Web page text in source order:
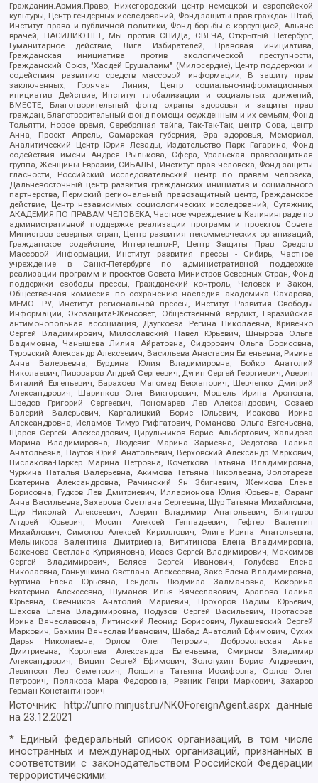
Гражданин.Армия.Право, Нижегородский центр немецкой и европейской
культуры, Центр гендерных исследований, Фонд защиты прав граждан Штаб,
Институт права и публичной политики, Фонд борьбы с коррупцией, Альянс
врачей, НАСИЛИЮ.НЕТ, Мы против СПИДа, СВЕЧА, Открытый Петербург,
Гуманитарное действие, Лига Избирателей, Правовая инициатива,
Гражданская инициатива против экологической преступности,
Гражданский Союз, "Хасдей Ерушалаим" (Милосердие), Центр поддержки и
содействия развитию средств массовой информации, В защиту прав
заключенных, Горячая Линия, Центр социально-информационных
инициатив Действие, Институт глобализации и социальных движений,
ВМЕСТЕ, Благотворительный фонд охраны здоровья и защиты прав
граждан, Благотворительный фонд помощи осужденным и их семьям, Фонд
Тольятти, Новое время, Серебряная тайга, Так-Так-Так, центр Сова, центр
Анна, Проект Апрель, Самарская губерния, Эра здоровья, Мемориал,
Аналитический Центр Юрия Левады, Издательство Парк Гагарина, Фонд
содействия имени Андрея Рылькова, Сфера, Уральская правозащитная
группа, Женщины Евразии, СИБАЛЬТ, Институт прав человека, Фонд защиты
гласности, Российский исследовательский центр по правам человека,
Дальневосточный центр развития гражданских инициатив и социального
партнерства, Пермский региональный правозащитный центр, Гражданское
действие, Центр независимых социологических исследований, Сутяжник,
АКАДЕМИЯ ПО ПРАВАМ ЧЕЛОВЕКА, Частное учреждение в Калининграде по
административной поддержке реализации программ и проектов Совета
Министров северных стран, Центр развития некоммерческих организаций,
Гражданское содействие, Интернешнл-Р, Центр Защиты Прав Средств
Массовой Информации, Институт развития прессы - Сибирь, Частное
учреждение в Санкт-Петербурге по административной поддержке
реализации программ и проектов Совета Министров Северных Стран, Фонд
поддержки свободы прессы, Гражданский контроль, Человек и Закон,
Общественная комиссия по сохранению наследия академика Сахарова,
МЕМО. РУ, Институт региональной прессы, Институт Развития Свободы
Информации, Экозащита!-Женсовет, Общественный вердикт, Евразийская
антимонопольная ассоциация, Дзугкоева Регина Николаевна, Кривенко
Сергей Владимирович, Милославский Павел Юрьевич, Шнырова Ольга
Вадимовна, Чанышева Лилия Айратовна, Сидорович Ольга Борисовна,
Туровский Александр Алексеевич, Васильева Анастасия Евгеньевна, Ривина
Анна Валерьевна, Бурдина Юлия Владимировна, Бойко Анатолий
Николаевич, Пивоваров Андрей Сергеевич, Дугин Сергей Георгиевич, Аверин
Виталий Евгеньевич, Барахоев Магомед Бекханович, Шевченко Дмитрий
Александрович, Шарипков Олег Викторович, Мошель Ирина Ароновна,
Шведов Григорий Сергеевич, Пономарев Лев Александрович, Созаев
Валерий Валерьевич, Каргалицкий Борис Юльевич, Исакова Ирина
Александровна, Исламов Тимур Рифгатович, Романова Ольга Евгеньевна,
Щаров Сергей Алексадрович, Цирульников Борис Альбертович, Халидова
Марина Владимировна, Людевиг Марина Зариевна, Федотова Галина
Анатольевна, Паутов Юрий Анатольевич, Верховский Александр Маркович,
Пислакова-Паркер Марина Петровна, Кочеткова Татьяна Владимировна,
Чуркина Наталья Валерьевна, Акимова Татьяна Николаевна, Золотарева
Екатерина Александровна, Рачинский Ян Збигневич, Жемкова Елена
Борисовна, Гудков Лев Дмитриевич, Илларионова Юлия Юрьевна, Саранг
Анна Васильевна, Захарова Светлана Сергеевна, Щур Татьяна Михайловна,
Щур Николай Алексеевич, Аверин Владимир Анатольевич, Блинушов
Андрей Юрьевич, Мосин Алексей Геннадьевич, Гефтер Валентин
Михайлович, Симонов Алексей Кириллович, Флиге Ирина Анатольевна,
Мельникова Валентина Дмитриевна, Вититинова Елена Владимировна,
Баженова Светлана Куприяновна, Исаев Сергей Владимирович, Максимов
Сергей Владимирович, Беляев Сергей Иванович, Голубева Елена
Николаевна, Ганнушкина Светлана Алексеевна, Закс Елена Владимировна,
Буртина Елена Юрьевна, Гендель Людмила Залмановна, Кокорина
Екатерина Алексеевна, Шуманов Илья Вячеславович, Арапова Галина
Юрьевна, Свечников Анатолий Мариевич, Прохоров Вадим Юрьевич,
Шахова Елена Владимировна, Подузов Сергей Васильевич, Протасова
Ирина Вячеславовна, Литинский Леонид Борисович, Лукашевский Сергей
Маркович, Бахмин Вячеслав Иванович, Шабад Анатолий Ефимович, Сухих
Дарья Николаевна, Орлов Олег Петрович, Добровольская Анна
Дмитриевна, Королева Александра Евгеньевна, Смирнов Владимир
Александрович, Вицин Сергей Ефимович, Золотухин Борис Андреевич,
Левинсон Лев Семенович, Локшина Татьяна Иосифовна, Орлов Олег
Петрович, Полякова Мара Федоровна, Резник Генри Маркович, Захаров
Герман Константинович
Источник: http://unro.minjust.ru/NKOForeignAgent.aspxданные
на23.12.2021
* Единый федеральный список организаций, в том числе
иностранных и международных организаций, признанных в
соответствии с законодательством Российской Федерации
террористическими: